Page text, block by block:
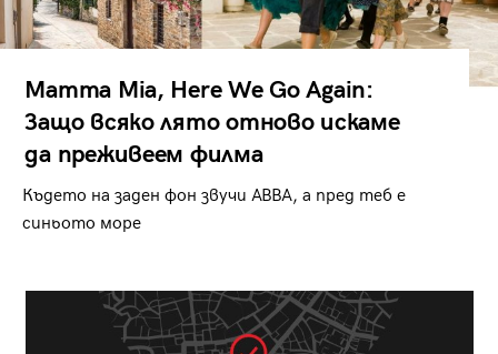
Mamma Mia, Here We Go Again:
Защо всяко лято отново искаме
да преживеем филма
Където на заден фон звучи ABBA, а пред теб е
синьото море